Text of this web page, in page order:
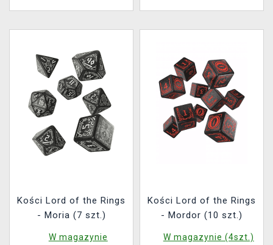
Kości Lord of the Rings
- Moria (7 szt.)
W magazynie
Kości Lord of the Rings
- Mordor (10 szt.)
W magazynie (4szt.)